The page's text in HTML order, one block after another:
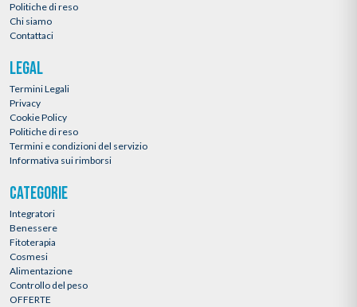
Politiche di reso
Chi siamo
Contattaci
LEGAL
Termini Legali
Privacy
Cookie Policy
Politiche di reso
Termini e condizioni del servizio
Informativa sui rimborsi
CATEGORIE
Integratori
Benessere
Fitoterapia
Cosmesi
Alimentazione
Controllo del peso
OFFERTE